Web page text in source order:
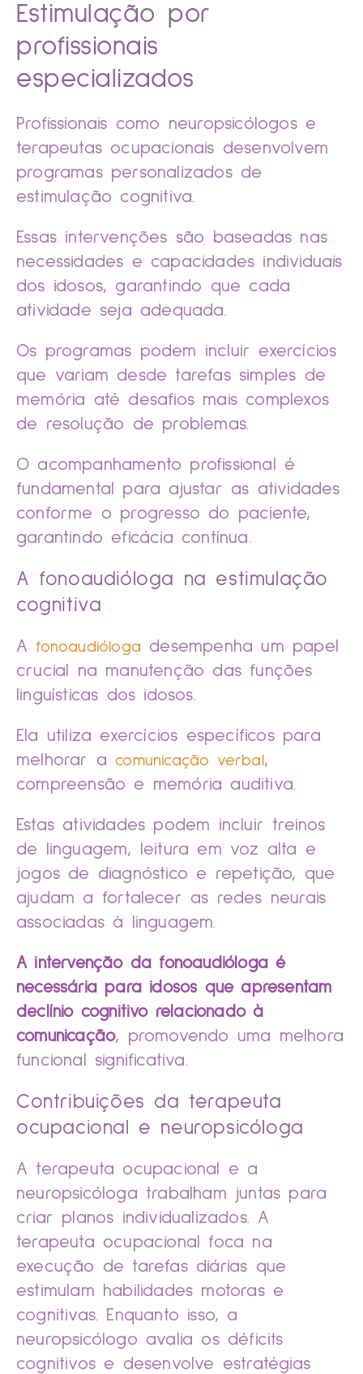
Estimulação por
profissionais
especializados
Profissionais como neuropsicólogos e
terapeutas ocupacionais desenvolvem
programas personalizados de
estimulação cognitiva.
Essas intervenções são baseadas nas
necessidades e capacidades individuais
dos idosos, garantindo que cada
atividade seja adequada.
Os programas podem incluir exercícios
que variam desde tarefas simples de
memória até desafios mais complexos
de resolução de problemas.
O acompanhamento profissional é
fundamental para ajustar as atividades
conforme o progresso do paciente,
garantindo eficácia contínua.
A fonoaudióloga na estimulação
cognitiva
A fonoaudióloga desempenha um papel
crucial na manutenção das funções
linguísticas dos idosos.
Ela utiliza exercícios específicos para
melhorar acomunicação verbal ,
compreensão e memória auditiva.
Estas atividades podem incluir treinos
de linguagem, leitura em voz alta e
jogos de diagnóstico e repetição, que
ajudam a fortalecer as redes neurais
associadas à linguagem.
A intervenção da fonoaudióloga é
necessária para idosos que apresentam
declínio cognitivo relacionado à
comunicação, promovendo uma melhora
funcional significativa.
Contribuições da terapeuta
ocupacional e neuropsicóloga
A terapeuta ocupacional e a
neuropsicóloga trabalham juntas para
criar planos individualizados. A
terapeuta ocupacional foca na
execução de tarefas diárias que
estimulam habilidades motoras e
cognitivas. Enquanto isso, a
neuropsicólogo avalia os déficits
cognitivos e desenvolve estratégias